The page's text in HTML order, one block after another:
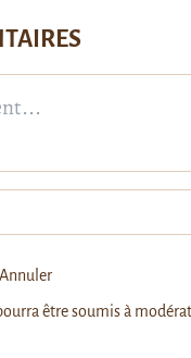
Annuler
être soumis à